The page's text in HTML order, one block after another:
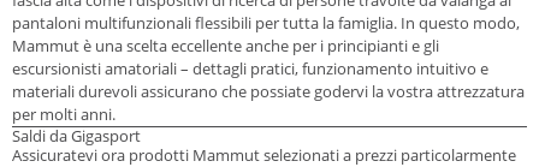
pantaloni multifunzionali flessibili per tutta la famiglia. In questo modo,
Mammut è una scelta eccellente anche per i principianti e gli
escursionisti amatoriali – dettagli pratici, funzionamento intuitivo e
materiali durevoli assicurano che possiate godervi la vostra attrezzatura
per molti anni.
Saldi da Gigasport
Assicuratevi ora prodotti Mammut selezionati a prezzi particolarmente